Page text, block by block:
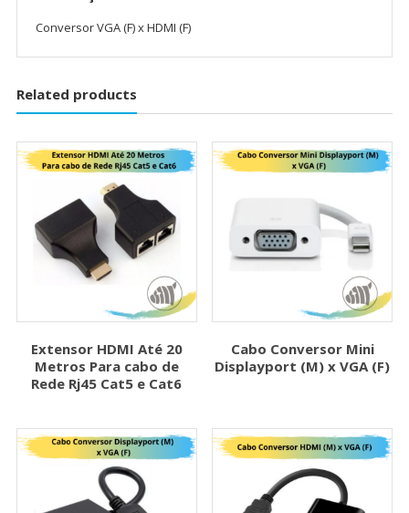
Conversor VGA (F) x HDMI (F)
Related products
Extensor HDMI Até 20
Metros Para cabo de
Rede Rj45 Cat5 e Cat6
Cabo Conversor Mini
Displayport (M) x VGA (F)